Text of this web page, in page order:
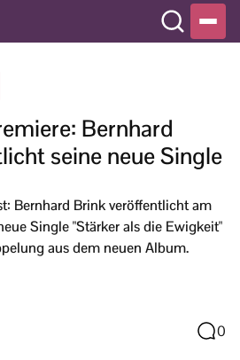
Bernhard
seine neue Single
Bernhard Brink veröffentlicht am
Single "Stärker als die Ewigkeit"
aus dem neuen Album.
0